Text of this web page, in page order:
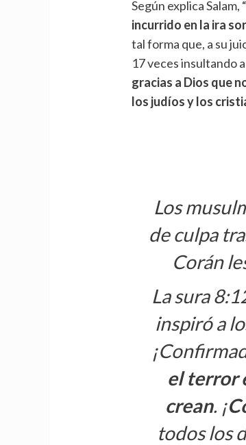
Según explica
incurrido en la ira
tal forma que, a su
17 veces insultando
gracias a Dios que
los judíos y los
Los
de culpa
Corán
La sura
inspiró a
el terror
crean. ¡
todos los